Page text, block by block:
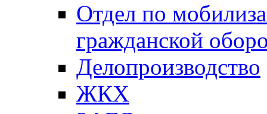
Отдел по
гражданской
Делопроизводство
ЖКХ